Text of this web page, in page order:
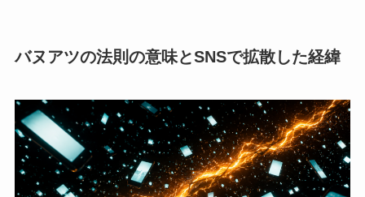
バヌアツの法則の意味とSNSで拡散した経緯